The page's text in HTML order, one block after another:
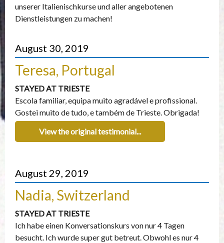
unserer Italienischkurse und aller angebotenen
Dienstleistungen zu machen!
August 30, 2019
Teresa, Portugal
STAYED AT TRIESTE
Escola familiar, equipa muito agradável e profissional.
Gostei muito de tudo, e também de Trieste. Obrigada!
View the original testimonial...
August 29, 2019
Nadia, Switzerland
STAYED AT TRIESTE
Ich habe einen Konversationskurs von nur 4 Tagen
besucht. Ich wurde super gut betreut. Obwohl es nur 4